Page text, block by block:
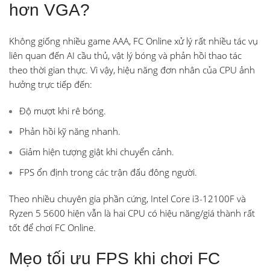
hơn VGA?
Không giống nhiều game AAA, FC Online xử lý rất nhiều tác vụ
liên quan đến AI cầu thủ, vật lý bóng và phản hồi thao tác
theo thời gian thực. Vì vậy, hiệu năng đơn nhân của CPU ảnh
hưởng trực tiếp đến:
Độ mượt khi rê bóng.
Phản hồi kỹ năng nhanh.
Giảm hiện tượng giật khi chuyển cảnh.
FPS ổn định trong các trận đấu đông người.
Theo nhiều chuyên gia phần cứng, Intel Core i3-12100F và
Ryzen 5 5600 hiện vẫn là hai CPU có hiệu năng/giá thành rất
tốt để chơi FC Online.
Mẹo tối ưu FPS khi chơi FC